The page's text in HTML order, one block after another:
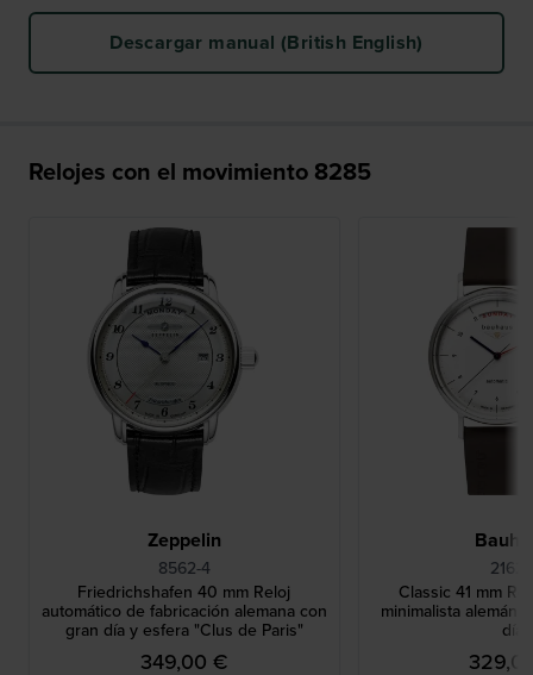
Descargar manual (British English)
Relojes con el movimiento 8285
Zeppelin
8562-4
Friedrichshafen 40 mm Reloj
automático de fabricación alemana con
gran día y esfera "Clus de Paris"
349,00 €
2162-
Classic 41 mm
minimalista alemán
día